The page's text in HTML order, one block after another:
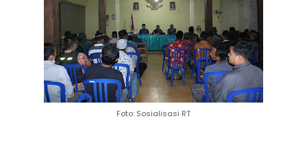
Foto: Sosialisasi RT